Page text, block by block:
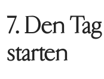
7. Den
starten